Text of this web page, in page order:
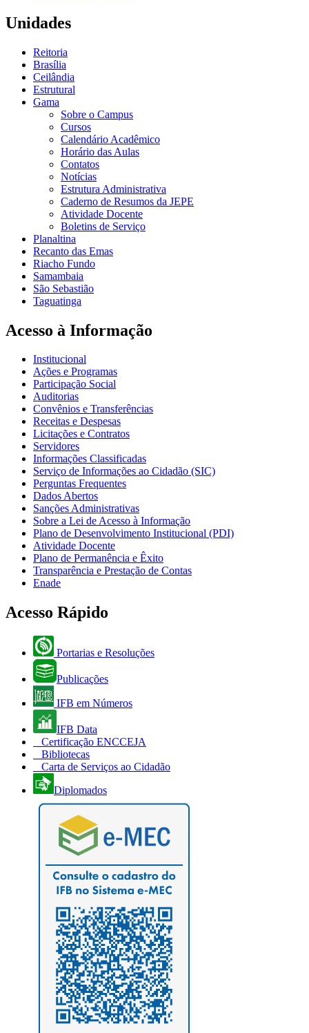
Unidades
Reitoria
Brasília
Ceilândia
Estrutural
Gama
Sobre o Campus
Cursos
Calendário Acadêmico
Horário das Aulas
Contatos
Notícias
Estrutura Administrativa
Caderno de Resumos da JEPE
Atividade Docente
Boletins de Serviço
Planaltina
Recanto das Emas
Riacho Fundo
Samambaia
São Sebastião
Taguatinga
Acesso à Informação
Institucional
Ações e Programas
Participação Social
Auditorias
Convênios e Transferências
Receitas e Despesas
Licitações e Contratos
Servidores
Informações Classificadas
Serviço de Informações ao Cidadão (SIC)
Perguntas Frequentes
Dados Abertos
Sanções Administrativas
Sobre a Lei de Acesso à Informação
Plano de Desenvolvimento Institucional (PDI)
Atividade Docente
Plano de Permanência e Êxito
Transparência e Prestação de Contas
Enade
Acesso Rápido
Portarias e Resoluções
Publicações
IFB em Números
IFB Data
Certificação ENCCEJA
Bibliotecas
Carta de Serviços ao Cidadão
Diplomados